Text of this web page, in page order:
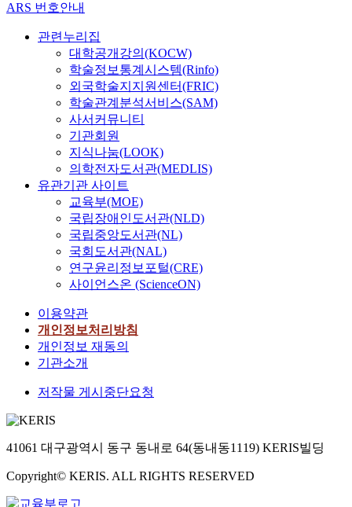
ARS 번호안내
관련누리집
대학공개강의(KOCW)
학술정보통계시스템(Rinfo)
외국학술지지원센터(FRIC)
학술관계분석서비스(SAM)
사서커뮤니티
기관회원
지식나눔(LOOK)
의학전자도서관(MEDLIS)
유관기관 사이트
교육부(MOE)
국립장애인도서관(NLD)
국립중앙도서관(NL)
국회도서관(NAL)
연구윤리정보포털(CRE)
사이언스온 (ScienceON)
이용약관
개인정보처리방침
개인정보 재동의
기관소개
저작물 게시중단요청
41061 대구광역시 동구 동내로 64(동내동1119) KERIS빌딩
Copyright© KERIS. ALL RIGHTS RESERVED